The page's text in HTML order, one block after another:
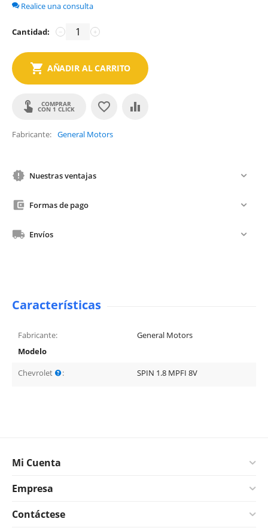
Realice una consulta
Cantidad: +
−
AÑADIR AL CARRITO
COMPRAR
CON 1 CLICK
Fabricante General Motors
Nuestras ventajas
Formas de pago
Envíos
Características
Fabricante:
General Motors
Modelo
Chevrolet
: SPIN 1.8 MPFI 8V
Mi Cuenta
Empresa
Contáctese